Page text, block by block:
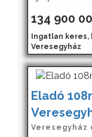
134 900
Ingatlan keres,
Veresegyház
Eladó